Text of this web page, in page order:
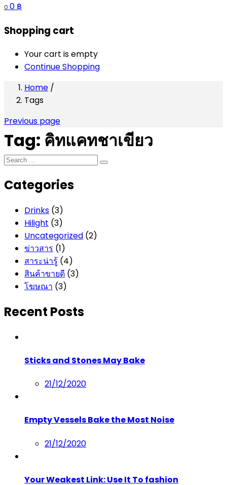
0 0 ฿
Shopping cart
Your cart is empty
Continue Shopping
Home /
Tags
Previous page
Tag: คิทแคทชาเขียว
Categories
Drinks (3)
Hilight (3)
Uncategorized (2)
ข่าวสาร (1)
สาระน่ารู้ (4)
สินค้าขายดี (3)
โฆษณา (3)
Recent Posts
Sticks and Stones May Bake
Posted
21/12/2020
Empty Vessels Bake the Most Noise
Posted
21/12/2020
Your Weakest Link: Use It To fashion